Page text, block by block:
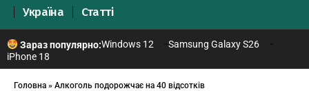
Україна Статті
Зараз популярно:Windows 12
Samsung Galaxy S26
iPhone 18
Головна » Алкоголь подорожчає на 40 відсотків